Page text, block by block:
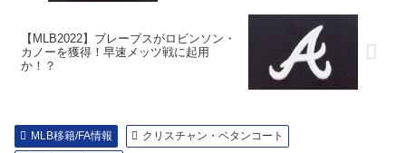
【MLB2022】ブレーブスがロビンソン・
カノーを獲得！早速メッツ戦に起用
か！？
MLB移籍/FA情報
クリスチャン・ベタンコート